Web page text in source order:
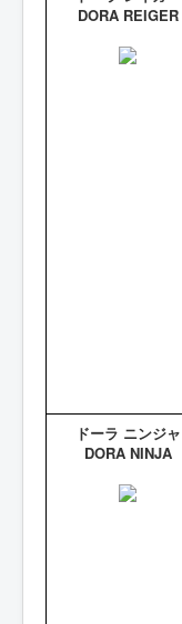
DORA REIGER
ドーラ ニンジャ
DORA NINJA